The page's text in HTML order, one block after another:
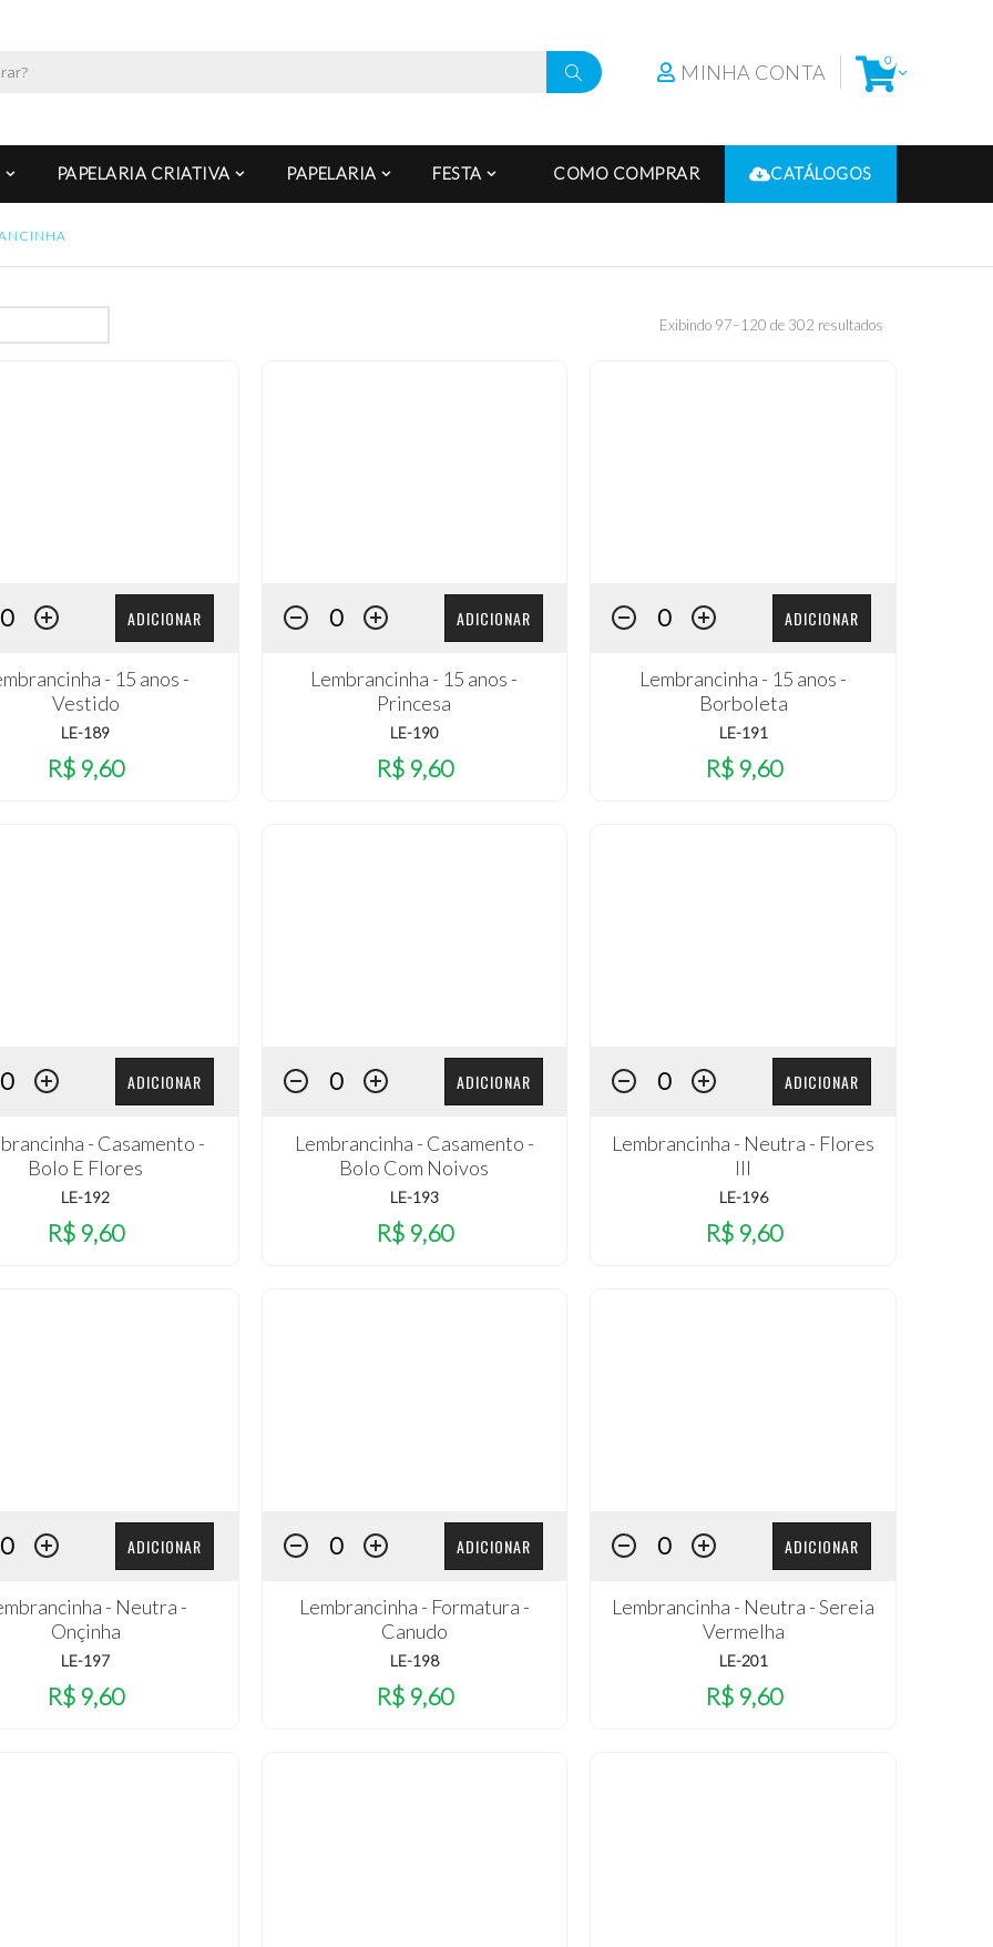
MINHA CONTA 0
PAPELARIA CRIATIVA PAPELARIA FESTA COMO COMPRAR CATÁLOGOS
Exibindo 97–120 de 302 resultados
ADICIONAR
- 15 anos -
Vestido
LE-189
R$ 9,60
ADICIONAR
Lembrancinha - 15 anos -
Princesa
LE-190
R$ 9,60
ADICIONAR
Lembrancinha - 15 anos -
Borboleta
LE-191
R$ 9,60
ADICIONAR
- Casamento -
Bolo E Flores
LE-192
R$ 9,60
ADICIONAR
Lembrancinha - Casamento -
Bolo Com Noivos
LE-193
R$ 9,60
ADICIONAR
Lembrancinha - Neutra - Flores
III
LE-196
R$ 9,60
ADICIONAR
- Neutra -
Onçinha
LE-197
R$ 9,60
ADICIONAR
Lembrancinha - Formatura -
Canudo
LE-198
R$ 9,60
ADICIONAR
Lembrancinha - Neutra - Sereia
Vermelha
LE-201
R$ 9,60